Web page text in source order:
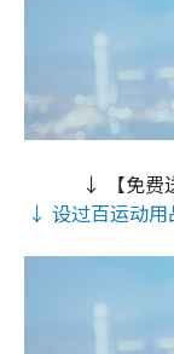
↓ 【免费
↓ 设过百运动用